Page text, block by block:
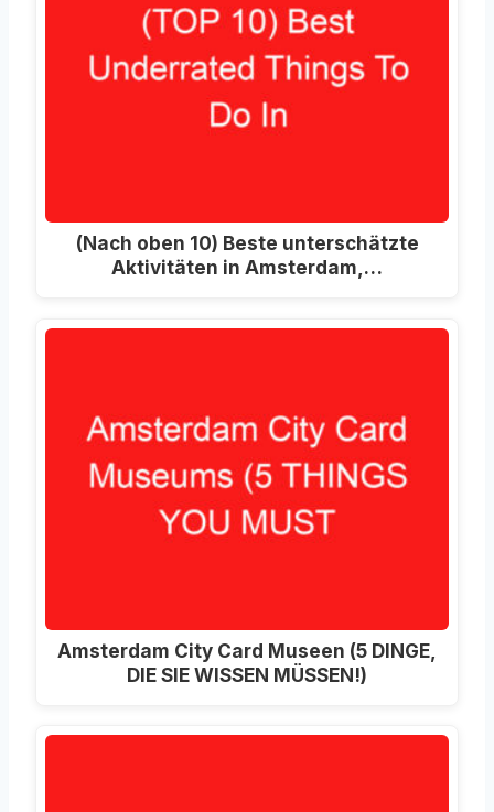
(Nach oben 10) Beste unterschätzte
Aktivitäten in Amsterdam,…
Amsterdam City Card Museen (5 DINGE,
DIE SIE WISSEN MÜSSEN!)